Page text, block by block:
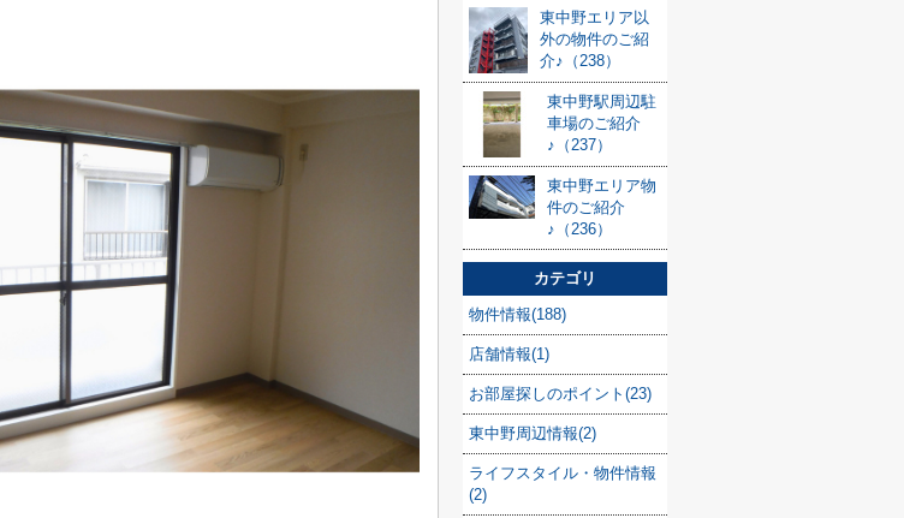
東中野エリア以
外の物件のご紹
介♪（238）
東中野駅周辺駐
車場のご紹介
♪（237）
東中野エリア物
件のご紹介
♪（236）
カテゴリ
物件情報(188)
店舗情報(1)
お部屋探しのポイント(23)
東中野周辺情報(2)
ライフスタイル・物件情報
(2)